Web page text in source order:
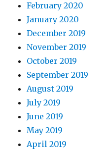
February 2020
January 2020
December 2019
November 2019
October 2019
September 2019
August 2019
July 2019
June 2019
May 2019
April 2019